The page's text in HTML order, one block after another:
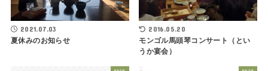
2021.07.03
夏休みのお知らせ
2016.05.20
モンゴル馬頭琴コンサート（とい
うか宴会）